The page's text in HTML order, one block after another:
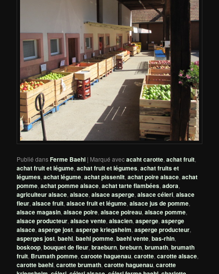
Publié dansFerme Baehl | Marqué avecacaht carotte,achat fruit,
achat fruit et légume,achat fruit et légumes,achat fruits et
légumes,achat légume,achat pissenlit,achat poire alsace,achat
pomme,achat pomme alsace,achat tarte flambées,adora,
agriculteur alsace,alsace,alsace asperge,alsace céleri,alsace
fleur,alsace fruit,alsace fruit et légume,alsace jus de pomme,
alsace magasin,alsace poire,alsace poireau,alsace pomme,
alsace producteur,alsace vente,alsacien,asperge,asperge
alsace,asperge jost,asperge kriegsheim,asperge producteur,
asperges jost,baehl,baehl pomme,baehl vente,bas-rhin,
boskoop,bouquet de fleur,braeburn,breburn,brumath,brumath
fruit, Brumath pomme,caroote haguenau,carotte,carotte alsace,
carotte baehl,carotte brumath,carotte haguenau,carotte